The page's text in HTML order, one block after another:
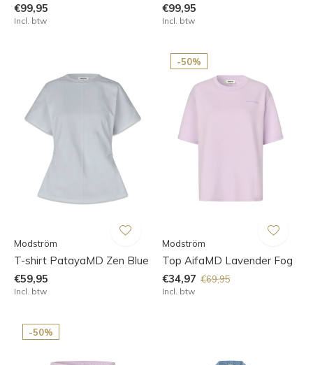
€99,95
Incl. btw
€99,95
Incl. btw
Modström
T-shirt PatayaMD Zen Blue
€59,95
Incl. btw
-50%
Modström
Top AifaMD Lavender Fog
€34,97 €69,95
Incl. btw
-50%